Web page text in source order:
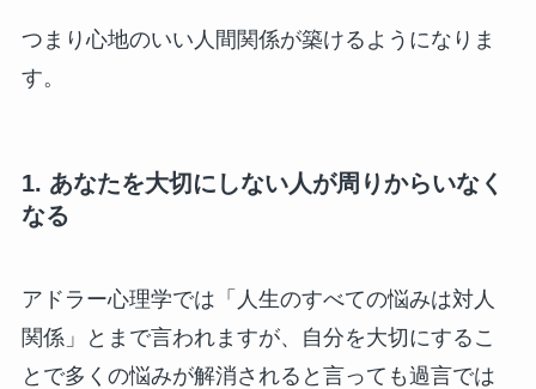
つまり心地のいい人間関係が築けるようになりま
す。
1. あなたを大切にしない人が周りからいなく
なる
アドラー心理学では「人生のすべての悩みは対人
関係」とまで言われますが、自分を大切にするこ
とで多くの悩みが解消されると言っても過言では